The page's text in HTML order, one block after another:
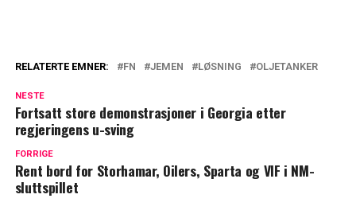
RELATERTE EMNER: FN JEMEN LØSNING OLJETANKER
NESTE
Fortsatt store demonstrasjoner i Georgia etter
regjeringens u-sving
FORRIGE
Rent bord for Storhamar, Oilers, Sparta og VIF i NM-
sluttspillet